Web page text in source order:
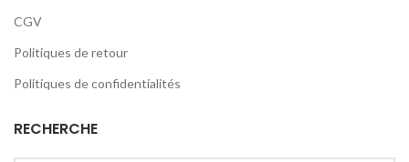
CGV
Politiques de retour
Politiques de confidentialités
RECHERCHE